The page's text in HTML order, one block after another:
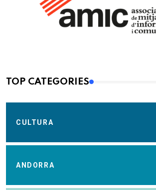
TOP CATEGORIES
CULTURA
ANDORRA